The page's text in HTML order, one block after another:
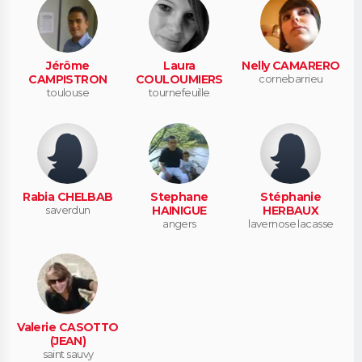
Jérôme
CAMPISTRON
toulouse
Laura
COULOUMIERS
tournefeuille
Nelly CAMARERO
cornebarrieu
Rabia CHELBAB
saverdun
Stephane
HAINIGUE
angers
Stéphanie
HERBAUX
lavernose lacasse
Valerie CASOTTO
(JEAN)
saint sauvy